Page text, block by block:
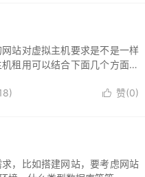
站对虚拟主机要求是不是一样
租用可以结合下面几个方面来
 赞(0)
，比如搭建网站，要考虑网站